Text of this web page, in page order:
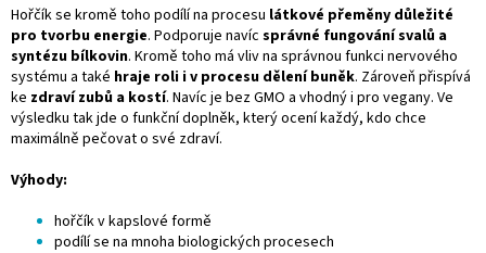
Hořčík se kromě toho podílí na procesu látkové přeměny důležité
pro tvorbu energie. Podporuje navíc správné fungování svalů a
syntézu bílkovin. Kromě toho má vliv na správnou funkci nervového
systému a také hraje roli i v procesu dělení buněk. Zároveň přispívá
ke zdraví zubů a kostí. Navíc je bez GMO a vhodný i pro vegany. Ve
výsledku tak jde o funkční doplněk, který ocení každý, kdo chce
maximálně pečovat o své zdraví.
Výhody:
hořčík v kapslové formě
podílí se na mnoha biologických procesech